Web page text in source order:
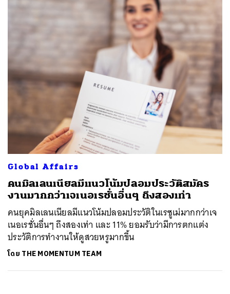
Global Affairs
คนมิลเลนเนียลมีแนวโน้มปลอมประวัติสมัคร
งานมากกว่าเจเนอเรชั่นอื่นๆ ถึงสองเท่า
คนยุคมิลเลนเนียลมีแนวโน้มปลอมประวัติในเรซูเม่มากกว่าเจ
เนอเรชั่นอื่นๆ ถึงสองเท่า และ 11% ยอมรับว่ามีการตกแต่ง
ประวัติการทำงานให้ดูสวยหรูมากขึ้น
โดย THE MOMENTUM TEAM